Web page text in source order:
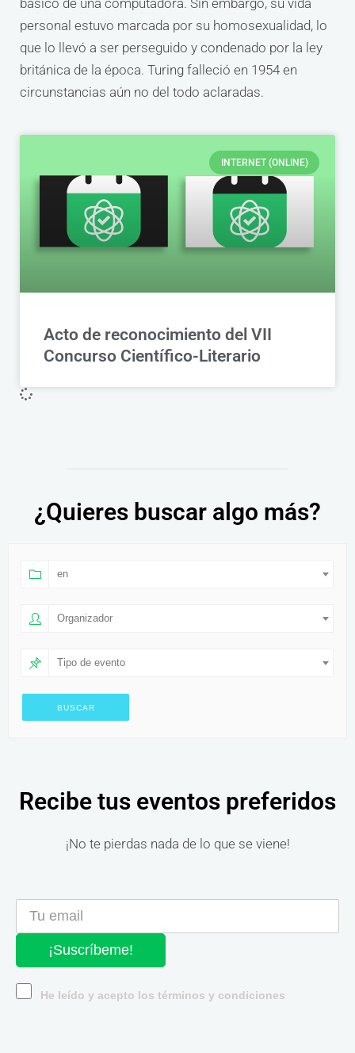
básico de una computadora. Sin embargo, su vida
personal estuvo marcada por su homosexualidad, lo
que lo llevó a ser perseguido y condenado por la ley
británica de la época. Turing falleció en 1954 en
circunstancias aún no del todo aclaradas.
INTERNET (ONLINE)
Acto de reconocimiento del VII
Concurso Científico-Literario
¿Quieres buscar algo más?
en
Organizador
Tipo de evento
Recibe tus eventos preferidos
¡No te pierdas nada de lo que se viene!
¡Suscríbeme!
He leído y acepto los términos y condiciones